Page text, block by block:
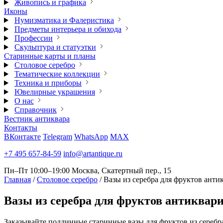
Живопись и графика
Иконы
Нумизматика и Фалеристика
Предметы интерьера и обихода
Профессии
Скульптура и статуэтки
Старинные карты и планы
Столовое серебро
Тематические коллекции
Техника и приборы
Ювелирные украшения
О нас
Справочник
Вестник антиквара
Контакты
ВКонтакте Telegram WhatsApp MAX
+7 495 657-84-59 info@artantique.ru
Пн–Пт 10:00–19:00 Москва, Скатертный пер., 15
Главная / Столовое серебро / Вазы из серебра для фруктов
Вазы из серебра для фруктов